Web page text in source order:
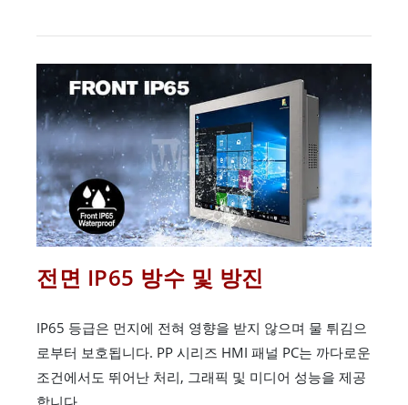
전면 IP65 방수 및 방진
IP65 등급은 먼지에 전혀 영향을 받지 않으며 물 튀김으
로부터 보호됩니다. PP 시리즈 HMI 패널 PC는 까다로운
조건에서도 뛰어난 처리, 그래픽 및 미디어 성능을 제공